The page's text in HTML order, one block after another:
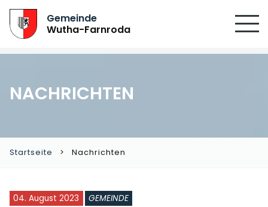
Gemeinde
Wutha-Farnroda
NACHRICHTEN
Startseite Nachrichten
04. August 2023 GEMEINDE